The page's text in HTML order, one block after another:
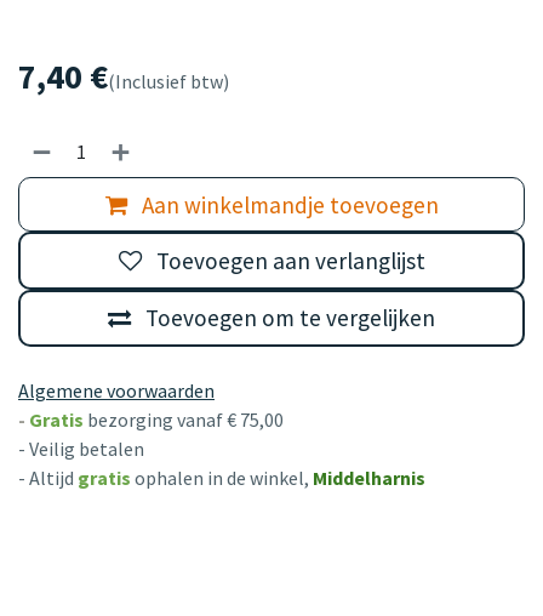
7,40 €(Inclusief btw)
Aan winkelmandje toevoegen
Toevoegen om te vergelijken
Toevoegen aan verlanglijst
Algemene voorwaarden
- Gratis bezorging vanaf € 75,00
- Veilig betalen
- Altijd gratis ophalen in de winkel, Middelharnis